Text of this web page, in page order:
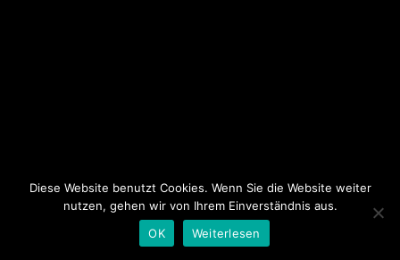
Diese Website benutzt Cookies. Wenn Sie die Website weiter
nutzen, gehen wir von Ihrem Einverständnis aus.
OK
Weiterlesen